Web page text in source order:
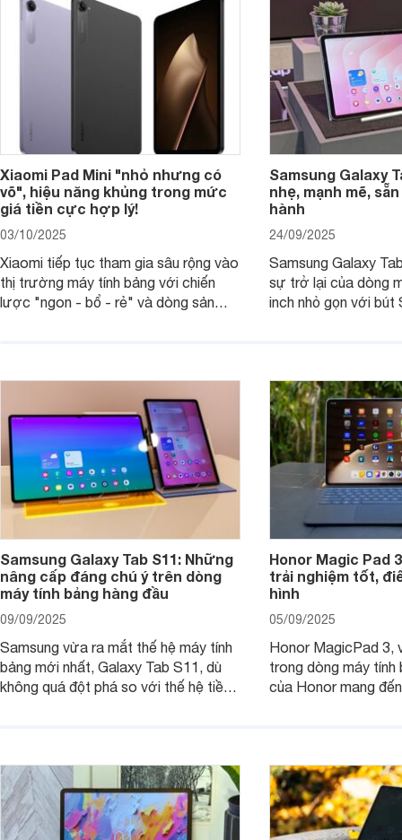
Xiaomi Pad Mini "nhỏ nhưng có
võ", hiệu năng khủng trong mức
giá tiền cực hợp lý!
03/10/2025
Xiaomi tiếp tục tham gia sâu rộng vào
thị trường máy tính bảng với chiến
lược "ngon - bổ - rẻ" và dòng sản
hội tụ những trang bị cao cấp hàng
đầu, tối ưu trải nghiệm của người sử
dụng.
Samsung Galaxy
nhẹ, mạnh mẽ,
hành
24/09/2025
Samsung Galaxy
sự trở lại của dòng
inch nhỏ gọn với bút
thực sự đáng giá?
Samsung Galaxy Tab S11: Những
nâng cấp đáng chú ý trên dòng
máy tính bảng hàng đầu
09/09/2025
Samsung vừa ra mắt thế hệ máy tính
bảng mới nhất, Galaxy Tab S11, dù
không quá đột phá so với thế hệ tiền
đến trải nghiệm người dùng liền mạch
và mượt mà hơn.
Honor Magic Pad
trải nghiệm tốt,
hình
05/09/2025
Honor MagicPad 3,
trong dòng máy tính
của Honor mang
để lại một điểm trừ